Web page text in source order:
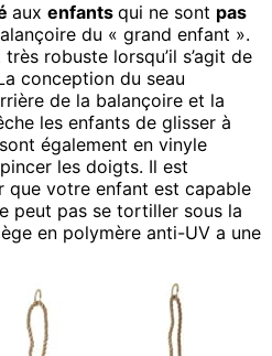
aux enfants qui ne sont pas
du « grand enfant ».
robuste lorsqu’il s’agit de
conception du seau
de la balançoire et la
les enfants de glisser à
également en vinyle
les doigts. Il est
que votre enfant est capable
peut pas se tortiller sous la
en polymère anti-UV a une